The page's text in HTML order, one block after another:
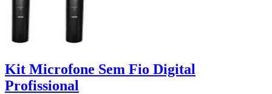
Kit Microfone Sem Fio Digital
Profissional